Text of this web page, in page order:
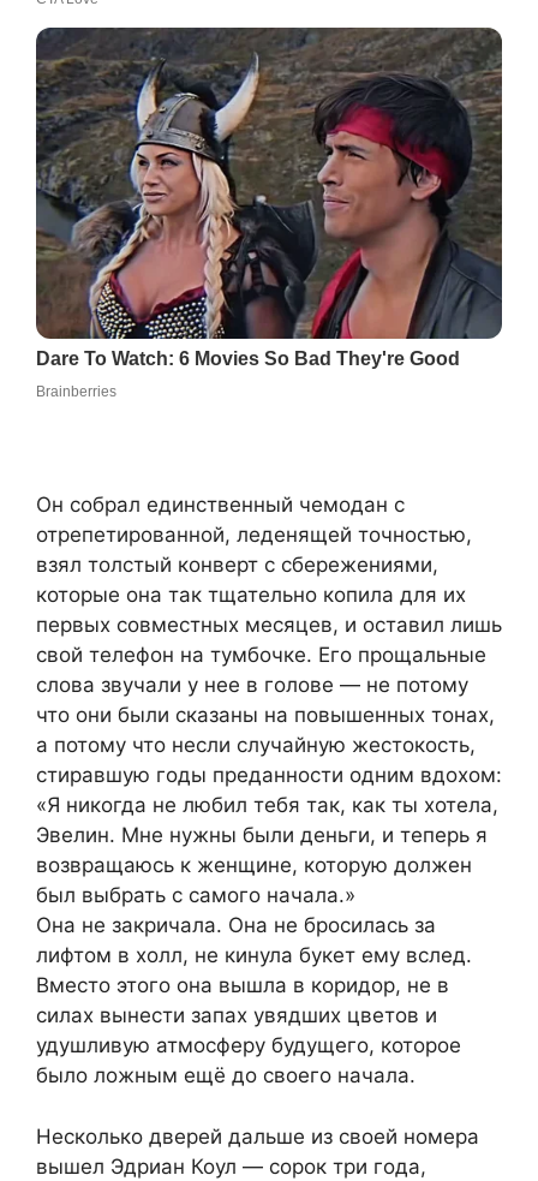
Он собрал единственный чемодан с
отрепетированной, леденящей точностью,
взял толстый конверт с сбережениями,
которые она так тщательно копила для их
первых совместных месяцев, и оставил лишь
свой телефон на тумбочке. Его прощальные
слова звучали у нее в голове — не потому
что они были сказаны на повышенных тонах,
а потому что несли случайную жестокость,
стиравшую годы преданности одним вдохом:
«Я никогда не любил тебя так, как ты хотела,
Эвелин. Мне нужны были деньги, и теперь я
возвращаюсь к женщине, которую должен
был выбрать с самого начала.»
Она не закричала. Она не бросилась за
лифтом в холл, не кинула букет ему вслед.
Вместо этого она вышла в коридор, не в
силах вынести запах увядших цветов и
удушливую атмосферу будущего, которое
было ложным ещё до своего начала.
Несколько дверей дальше из своей номера
вышел Эдриан Коул — сорок три года,